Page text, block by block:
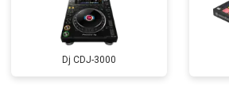
Dj CDJ-3000